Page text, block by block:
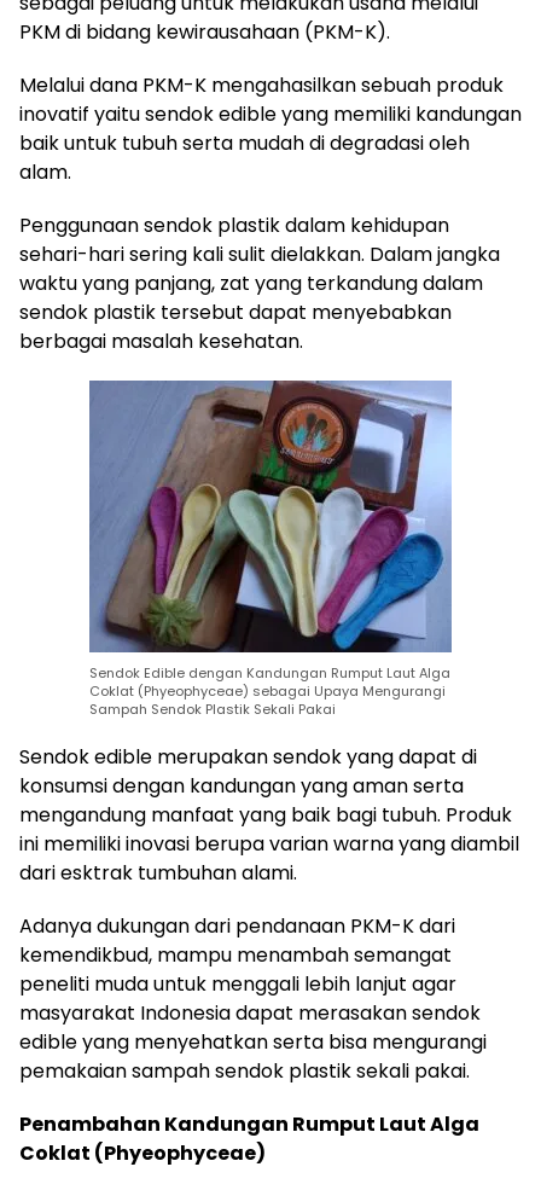
PKM di bidang kewirausahaan (PKM-K).
Melalui dana PKM-K mengahasilkan sebuah produk
inovatif yaitu sendok edible yang memiliki kandungan
baik untuk tubuh serta mudah di degradasi oleh
alam.
Penggunaan sendok plastik dalam kehidupan
sehari-hari sering kali sulit dielakkan. Dalam jangka
waktu yang panjang, zat yang terkandung dalam
sendok plastik tersebut dapat menyebabkan
berbagai masalah kesehatan.
Sendok Edible dengan Kandungan Rumput Laut Alga
Coklat (Phyeophyceae) sebagai Upaya Mengurangi
Sampah Sendok Plastik Sekali Pakai
Sendok edible merupakan sendok yang dapat di
konsumsi dengan kandungan yang aman serta
mengandung manfaat yang baik bagi tubuh. Produk
ini memiliki inovasi berupa varian warna yang diambil
dari esktrak tumbuhan alami.
Adanya dukungan dari pendanaan PKM-K dari
kemendikbud, mampu menambah semangat
peneliti muda untuk menggali lebih lanjut agar
masyarakat Indonesia dapat merasakan sendok
edible yang menyehatkan serta bisa mengurangi
pemakaian sampah sendok plastik sekali pakai.
Penambahan Kandungan Rumput Laut Alga
Coklat (Phyeophyceae)